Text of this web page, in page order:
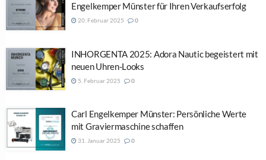
Engelkemper Münster für Ihren Verkaufserfolg
20. Februar 2025 0
INHORGENTA 2025: Adora Nautic begeistert mit
neuen Uhren-Looks
5. Februar 2025 0
Carl Engelkemper Münster: Persönliche Werte
mit Graviermaschine schaffen
31. Januar 2025 0